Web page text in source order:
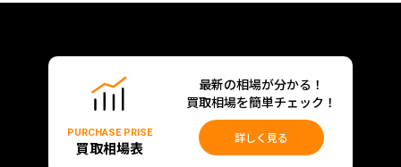
PURCHASE PRISE
買取相場表
最新の相場が分かる！
買取相場を簡単チェック！
詳しく見る